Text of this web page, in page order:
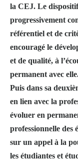
la CEJ. Le dispositif
progressivement
référentiel et de
encouragé le
et de qualité, à
permanent avec
Puis dans sa
en lien avec la
évoluer en
professionnelle des
sur un appel à la
les étudiantes et